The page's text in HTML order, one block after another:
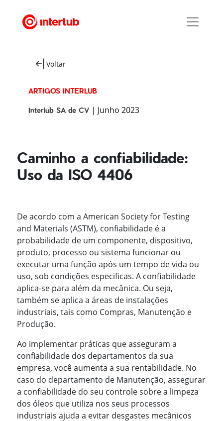
Voltar
ARTIGOS INTERLUB
Interlub SA de CV| Junho 2023
Caminho a confiabilidade:
Uso da ISO 4406
De acordo com a American Society for Testing
and Materials (ASTM), confiabilidade é a
probabilidade de um componente, dispositivo,
produto, processo ou sistema funcionar ou
executar uma função após um tempo de vida ou
uso, sob condições especificas. A confiabilidade
aplica-se para além da mecânica. Ou seja,
também se aplica a áreas de instalações
industriais, tais como Compras, Manutenção e
Produção.
Ao implementar práticas que asseguram a
confiabilidade dos departamentos da sua
empresa, você aumenta a sua rentabilidade. No
caso do departamento de Manutenção, assegurar
a confiabilidade do seu controle sobre a limpeza
dos óleos que utiliza nos seus processos
industriais ajuda a evitar desgastes mecânicos